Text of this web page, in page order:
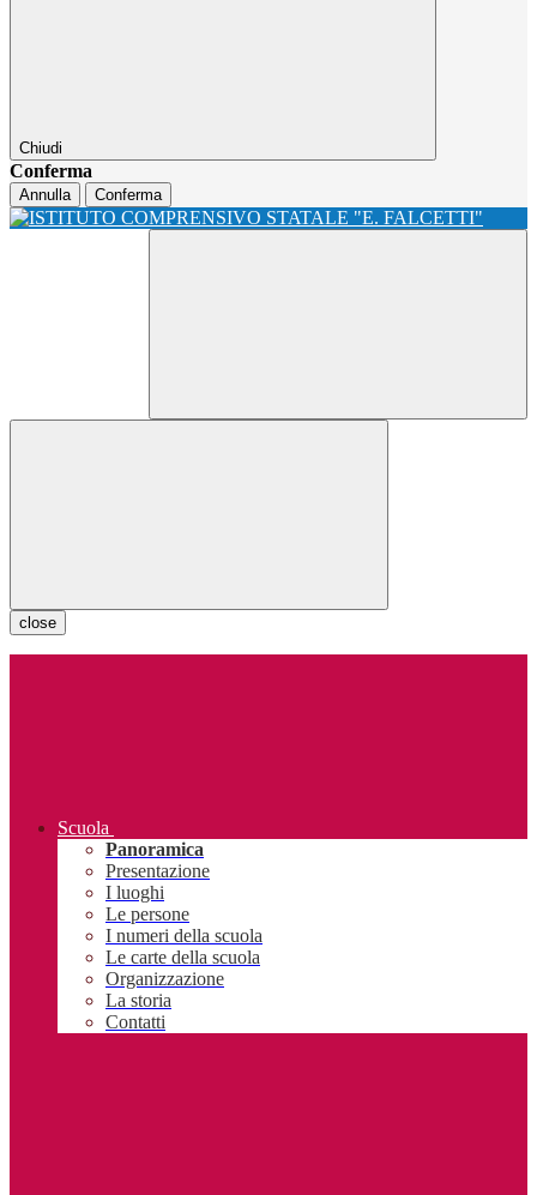
Chiudi
Conferma
Annulla Conferma
close
Scuola
Panoramica
Presentazione
I luoghi
Le persone
I numeri della scuola
Le carte della scuola
Organizzazione
La storia
Contatti